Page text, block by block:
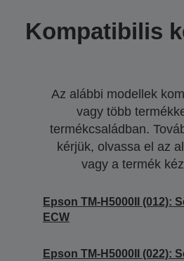
Kompatibilis
Az alábbi modellek
vagy több
termékcsaládban.
kérjük, olvassa el az
vagy a termék
Epson TM-H5000II (012):
ECW
Epson TM-H5000II (022):